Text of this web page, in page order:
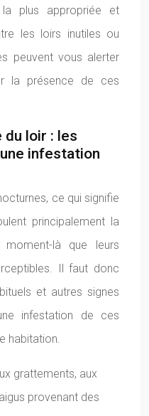
la plus appropriée et
les loirs inutiles ou
peuvent vous alerter
la présence de ces
loir : les
infestation
ce qui signifie
principalement la
là que leurs
Il faut donc
et autres signes
infestation de ces
habitation.
grattements, aux
provenant des